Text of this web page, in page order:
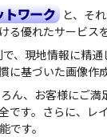
トワーク と、そ
る優れたサービス
で、現地情報に精
に基づいた画像作
ん、お客様にご
です。さらに、
です。